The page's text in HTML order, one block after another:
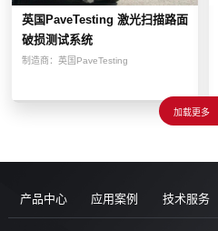
英国PaveTesting 激光扫描路面
破损测试系统
制造商： 英国PaveTesting
产品中心 应用案例 技术服务